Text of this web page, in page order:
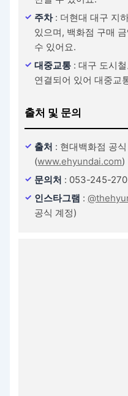
주차 : 더현대 대구 지
있으며, 백화점 구매
수 있어요.
대중교통 : 대구 도시
연결되어 있어 대중교
출처 및 문의
출처 : 현대백화점 공
(www.ehyundai.com)
문의처 : 053-245-
인스타그램 :
공식 계정)